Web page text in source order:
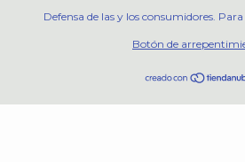
Defensa de las y los consumidores.
Botón de